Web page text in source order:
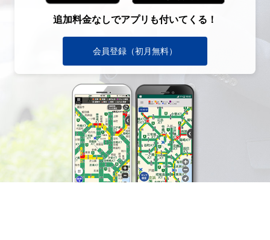
追加料金なしでアプリも付いてくる！
会員登録（初月無料）